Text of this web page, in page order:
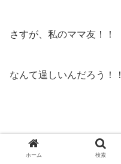
さすが、私のママ友！！
なんて逞しいんだろう！！
ホーム 検索